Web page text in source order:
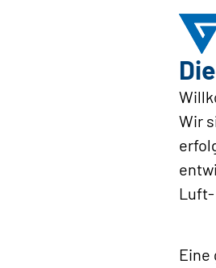
Wir
Luft-
Eine